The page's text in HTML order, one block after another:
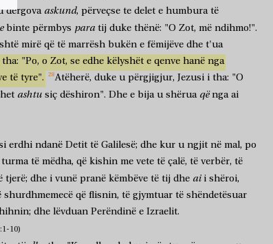
dërgova askund, përveçse te delet e humbura të
binte përmbys para tij duke thënë: "O Zot, më ndihmo!".
mirë që të marrësh bukën e fëmijëve dhe t'ua
tha: "Po, o Zot, se edhe këlyshët e qenve hanë nga
të tyre". Atëherë, duke u përgjigjur, Jezusi i tha: "O
ashtu siç dëshiron". Dhe e bija u shërua që nga ai
erdhi ndanë Detit të Galilesë; dhe kur u ngjit në mal, po
turma të mëdha, që kishin me vete të çalë, të verbër, të
tjerë; dhe i vunë pranë këmbëve të tij dhe ai i shëroi,
shurdhmemecë që flisnin, të gjymtuar të shëndetësuar
dhe lëvduan Perëndinë e Izraelit.
10)